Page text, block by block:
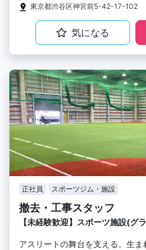
東京都渋谷区神宮前5-42-17-102
気になる
正社員 スポーツジム・施設
撤去・工事スタッフ
【未経験歓迎】スポーツ施設(グ
アスリートの舞台を支える。生